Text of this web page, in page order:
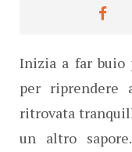
Inizia a far buio
per riprendere
ritrovata
un altro